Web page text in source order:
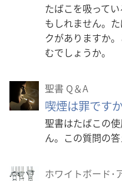
たばこを吸って
もしれません。
クがありますか
むでしょうか。
聖書 Q＆A
喫煙は罪です
聖書はたばこの
ん。この質問の
ホワイトボード･